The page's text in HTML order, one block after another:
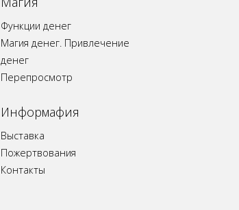
Функции денег
Магия денег. Привлечение
денег
Перепросмотр
Информафия
Выставка
Пожертвования
Контакты